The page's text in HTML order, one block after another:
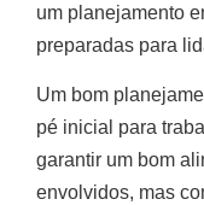
um planejamento
preparadas para
Um bom
pé inicial para
garantir um bom
envolvidos, mas